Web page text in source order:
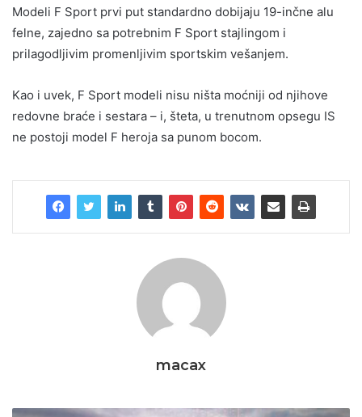
Modeli F Sport prvi put standardno dobijaju 19-inčne alu
felne, zajedno sa potrebnim F Sport stajlingom i
prilagodljivim promenljivim sportskim vešanjem.
Kao i uvek, F Sport modeli nisu ništa moćniji od njihove
redovne braće i sestara – i, šteta, u trenutnom opsegu IS
ne postoji model F heroja sa punom bocom.
macax